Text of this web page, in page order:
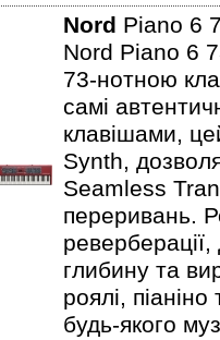
Nord Piano 6
Nord Piano 6
73-нотною
самі
клавішами,
Synth,
Seamless
переривань.
глибину та
роялі,
будь-якого